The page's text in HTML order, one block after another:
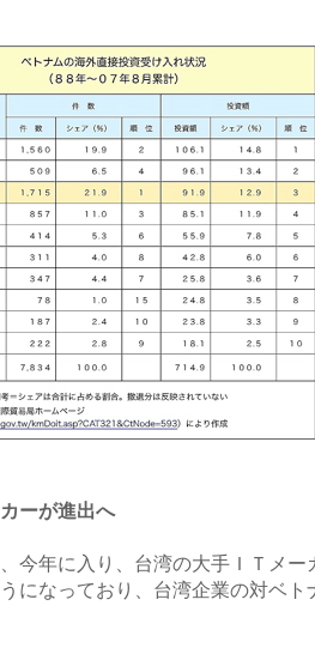
ーが進出へ
今年に入り、台湾の大手ＩＴメ
になっており、台湾企業の対ベ